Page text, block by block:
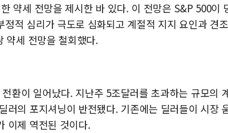
약세 전망을 제시한 바 있다. 이 전망은 S&P 500이
적 심리가 극도로 심화되고 계절적 지지 요인과 견
약세 전망을 철회했다.
환이 일어났다. 지난주 5조달러를 초과하는 규모의
러의 포지셔닝이 반전됐다. 기존에는 딜러들이 시장
이제 역전된 것이다.